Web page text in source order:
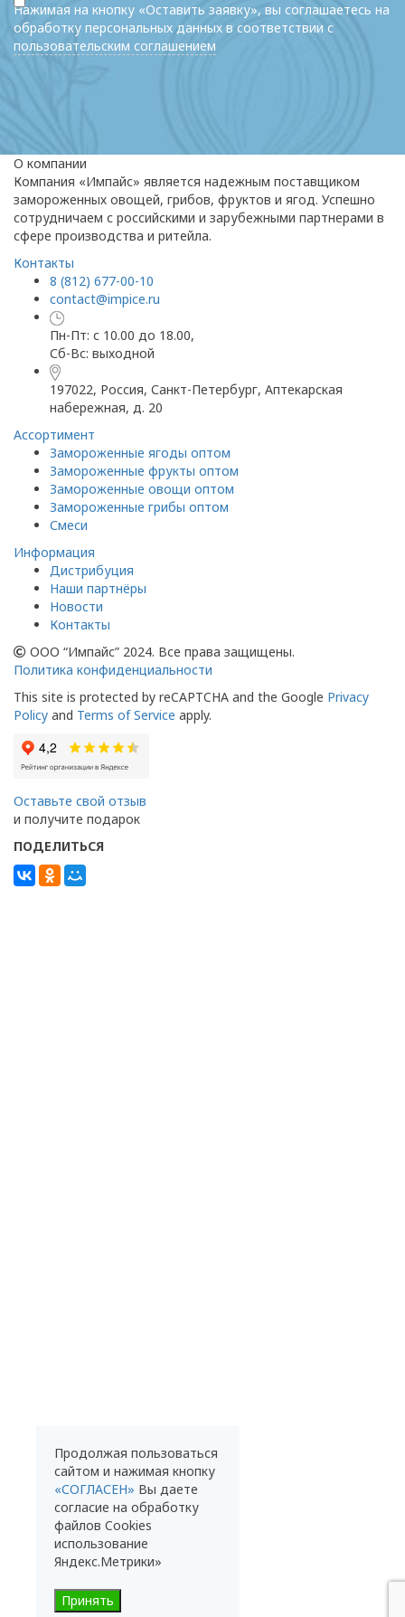
Нажимая на кнопку «Оставить заявку», вы соглашаетесь на
обработку персональных данных в соответствии с
пользовательским соглашением
О компании
Компания «Импайс» является надежным поставщиком
замороженных овощей, грибов, фруктов и ягод. Успешно
сотрудничаем с российскими и зарубежными партнерами в
сфере производства и ритейла.
Контакты
8 (812) 677-00-10
contact@impice.ru
Пн-Пт: с 10.00 до 18.00,
Сб-Вс: выходной
197022, Россия, Санкт-Петербург, Аптекарская
набережная, д. 20
Ассортимент
Замороженные ягоды оптом
Замороженные фрукты оптом
Замороженные овощи оптом
Замороженные грибы оптом
Смеси
Информация
Дистрибуция
Наши партнёры
Новости
Контакты
ООО “Импайс” 2024. Все права защищены.
Политика конфиденциальности
This site is protected by reCAPTCHA and the Google Privacy
Policy and Terms of Service apply.
Оставьте свой отзыв
и получите подарок
ПОДЕЛИТЬСЯ
Продолжая пользоваться
сайтом и нажимая кнопку
«СОГЛАСЕН» Вы даете
согласие на обработку
файлов Cookies
использование
Яндекс.Метрики»
Принять